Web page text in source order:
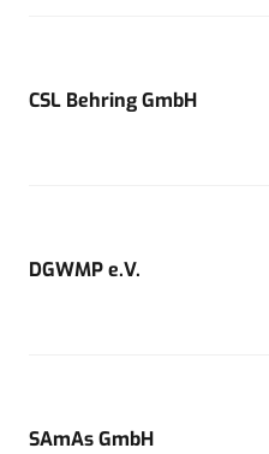
CSL Behring GmbH
DGWMP e.V.
SAmAs GmbH